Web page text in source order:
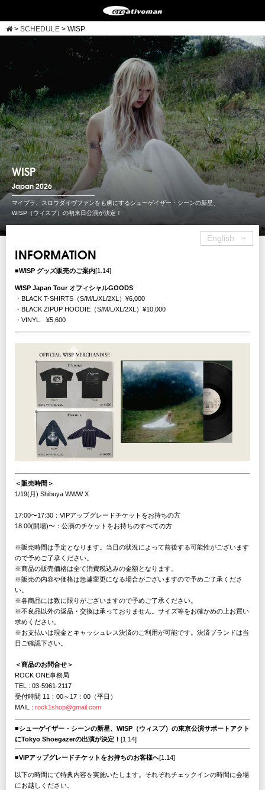
> SCHEDULE > WISP
WISP
Japan 2026
マイブラ、スロウダイヴファンをも虜にするシューゲイザー・シーンの新星、
WISP（ウィスプ）の初来日公演が決定！
English
INFORMATION
■WISP グッズ販売のご案内[1.14]
WISP Japan Tour オフィシャルGOODS
・BLACK T-SHIRTS（S/M/L/XL/2XL）¥6,000
・BLACK ZIPUP HOODIE（S/M/L/XL/2XL）¥10,000
・VINYL ¥5,600
＜販売時間＞
1/19(月) Shibuya WWW X
17:00〜17:30：VIPアップグレードチケットをお持ちの方
18:00(開場)〜：公演のチケットをお持ちのすべての方
※販売時間は予定となります。当日の状況によって前後する可能性がございます
ので予めご了承ください。
※商品の販売価格は全て消費税込みの金額となります。
※販売の内容や価格は急遽変更になる場合がございますので予めご了承くださ
い。
※各商品には数に限りがございますので予めご了承ください。
※不良品以外の返品・交換は承っておりません。サイズ等をお確かめの上お買い
求めください。
※お支払いは現金とキャッシュレス決済のご利用が可能です。決済ブランドは当
日ご確認下さい。
＜商品のお問合せ＞
ROCK ONE事務局
TEL : 03-5961-2117
受付時間 11：00～17：00（平日）
MAIL : rock1shop@gmail.com
■シューゲイザー・シーンの新星、WISP（ウィスプ）の東京公演サポートアクト
にTokyo Shoegazerの出演が決定！ [1.14]
■VIPアップグレードチケットをお持ちのお客様へ[1.14]
以下の時間にて特典内容を実施いたします。それぞれチェックインの時間に会場
にお越しください。